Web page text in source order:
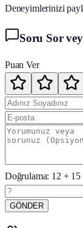
Deneyimlerinizi
Soru Sor
Puan Ver
Doğrulama: 12+ 15
GÖNDER